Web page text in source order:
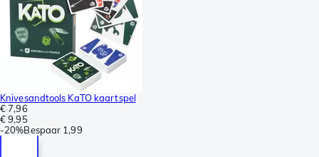
Knivesandtools KaTO kaartspel
€ 7,96
€ 9,95
-20%Bespaar 1,99